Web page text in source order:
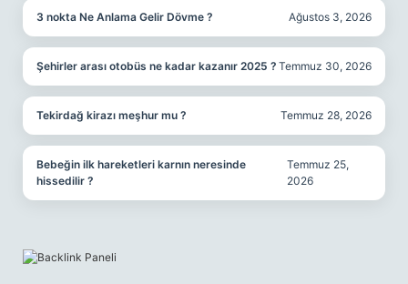
3 nokta Ne Anlama Gelir Dövme ? Ağustos 3, 2026
Şehirler arası otobüs ne kadar kazanır 2025 ? Temmuz 30, 2026
Tekirdağ kirazı meşhur mu ? Temmuz 28, 2026
Bebeğin ilk hareketleri karnın neresinde
hissedilir ?
Temmuz 25,
2026